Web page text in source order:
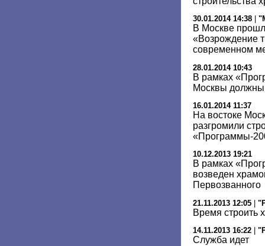
30.01.2014 14:38
В Москве
«Возрождение
современном
28.01.2014 10:43
В рамках
Москвы должны
16.01.2014 11:37
На востоке
разгромили
«Программы-
10.12.2013 19:21
В рамках
возведен
Первозванного
21.11.2013 12:05
Время строить
14.11.2013 16:22
Служба идет